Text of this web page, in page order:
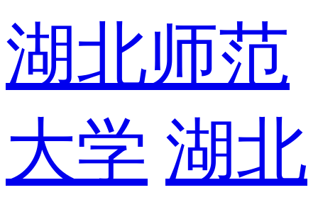
湖北师范
大学 湖北